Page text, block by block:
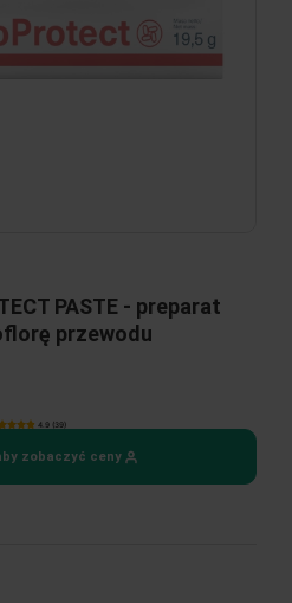
PASTE - preparat
przewodu
4.9 (39)
zobaczyć ceny